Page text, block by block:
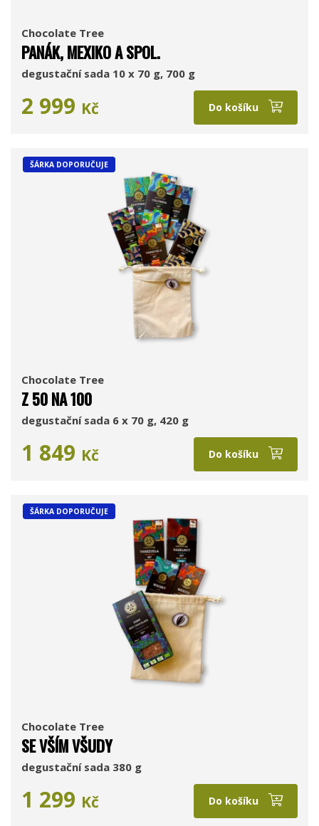
Chocolate Tree
PANÁK, MEXIKO A SPOL.
degustační sada 10 x 70 g, 700 g
2 999 Kč Do košíku
ŠÁRKA DOPORUČUJE
Chocolate Tree
Z 50 NA 100
degustační sada 6 x 70 g, 420 g
1 849 Kč Do košíku
ŠÁRKA DOPORUČUJE
Chocolate Tree
SE VŠÍM VŠUDY
degustační sada 380 g
1 299 Kč Do košíku